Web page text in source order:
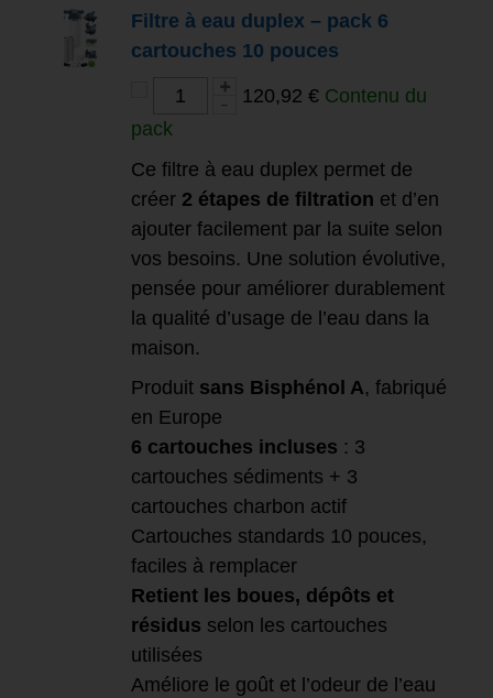
Filtre à eau duplex – pack 6
cartouches 10 pouces
120,92 € Contenu du
pack
Ce filtre à eau duplex permet de
créer 2 étapes de filtration et d’en
ajouter facilement par la suite selon
vos besoins. Une solution évolutive,
pensée pour améliorer durablement
la qualité d’usage de l’eau dans la
maison.
Produit sans Bisphénol A, fabriqué
en Europe
6 cartouches incluses : 3
cartouches sédiments + 3
cartouches charbon actif
Cartouches standards 10 pouces,
faciles à remplacer
Retient les boues, dépôts et
résidus selon les cartouches
utilisées
Améliore le goût et l’odeur de l’eau